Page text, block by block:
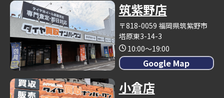
筑紫野店
〒818-0059 福岡県筑紫野市
塔原東3-14-3
10:00～19:00
Google Map
小倉店